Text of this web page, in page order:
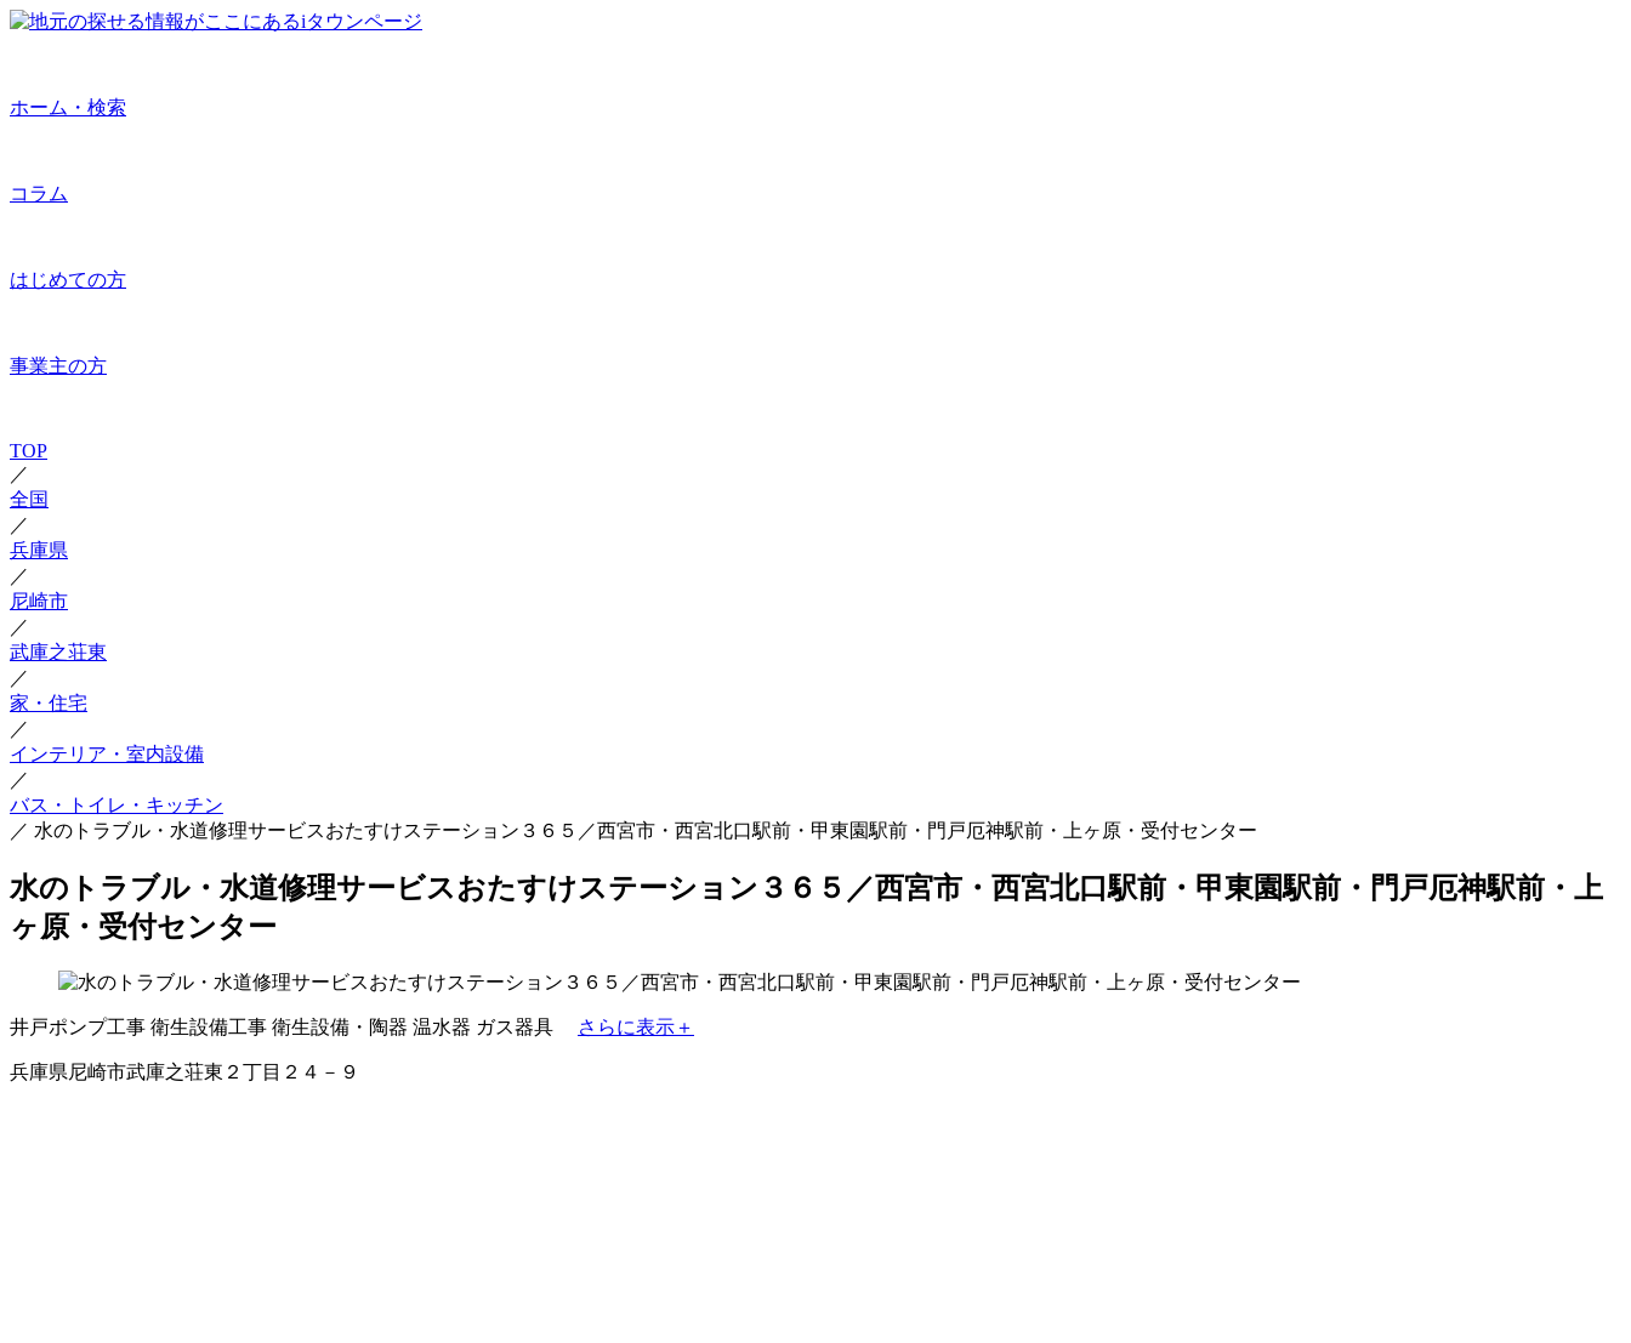
ホーム・検索
コラム
はじめての方
事業主の方
TOP
／
全国
／
兵庫県
／
尼崎市
／
武庫之荘東
／
家・住宅
／
インテリア・室内設備
／
バス・トイレ・キッチン
／ 水のトラブル・水道修理サービスおたすけステーション３６５／西宮市・西宮北口駅前・甲東園駅前・門戸厄神駅前・上ヶ原・受付センター
水のトラブル・水道修理サービスおたすけステーション３６５／西宮市・西宮北口駅前・甲東園駅前・門戸厄神駅前・上
ヶ原・受付センター
井戸ポンプ工事 衛生設備工事 衛生設備・陶器 温水器 ガス器具 さらに表示＋
兵庫県尼崎市武庫之荘東２丁目２４－９